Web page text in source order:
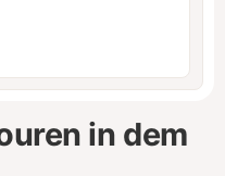
in dem